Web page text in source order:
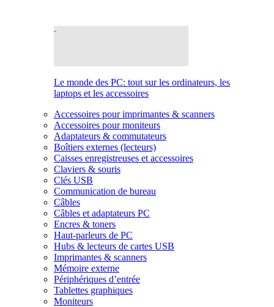
Le monde des PC: tout sur les ordinateurs, les
laptops et les accessoires
Accessoires pour imprimantes & scanners
Accessoires pour moniteurs
Adaptateurs & commutateurs
Boîtiers externes (lecteurs)
Caisses enregistreuses et accessoires
Claviers & souris
Clés USB
Communication de bureau
Câbles
Câbles et adaptateurs PC
Encres & toners
Haut-parleurs de PC
Hubs & lecteurs de cartes USB
Imprimantes & scanners
Mémoire externe
Périphériques d’entrée
Tablettes graphiques
Moniteurs